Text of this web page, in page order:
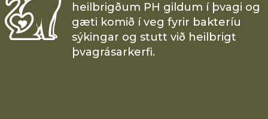
heilbrigðum PH gildum í þvagi og
gæti komið í veg fyrir bakteríu
sýkingar og stutt við heilbrigt
þvagrásarkerfi.